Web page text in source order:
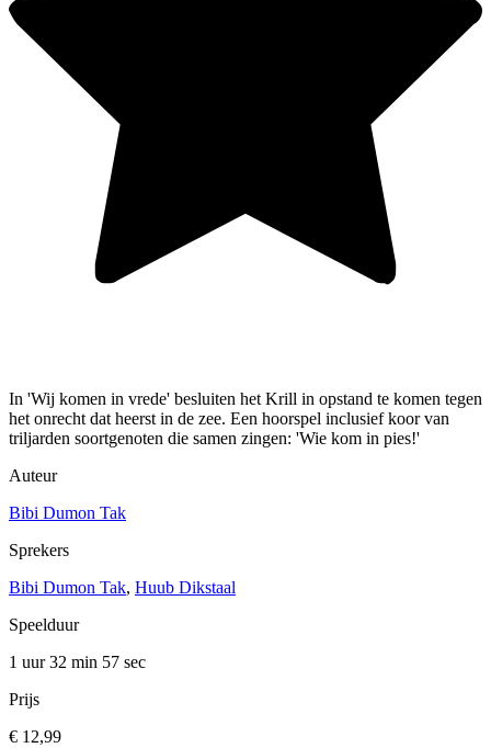
In 'Wij komen in vrede' besluiten het Krill in opstand te komen tegen
het onrecht dat heerst in de zee. Een hoorspel inclusief koor van
triljarden soortgenoten die samen zingen: 'Wie kom in pies!'
Auteur
Bibi Dumon Tak
Sprekers
Bibi Dumon Tak, Huub Dikstaal
Speelduur
1 uur 32 min 57 sec
Prijs
€ 12,99